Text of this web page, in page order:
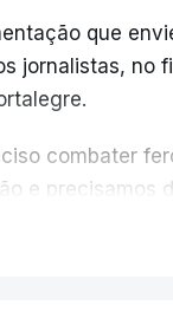
que
jornalistas, no
combater
e precisamos